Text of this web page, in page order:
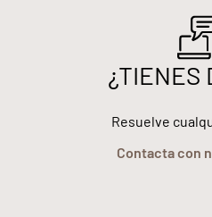
¿TIENES
Resuelve
Contacta con